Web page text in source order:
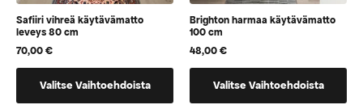
Safiiri vihreä käytävämatto
leveys 80 cm
70,00€
Valitse Vaihtoehdoista
Brighton harmaa käytävämatto
100 cm
48,00€
Valitse Vaihtoehdoista